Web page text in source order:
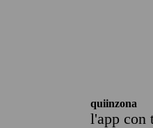
quiinzona
l'app con